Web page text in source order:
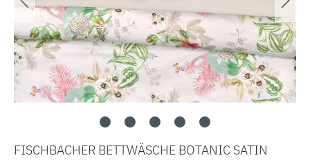
FISCHBACHER BETTWÄSCHE BOTANIC SATIN